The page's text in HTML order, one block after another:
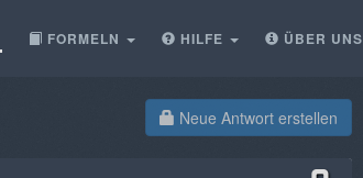
FORMELN HILFE ÜBER UNS
Neue Antwort erstellen